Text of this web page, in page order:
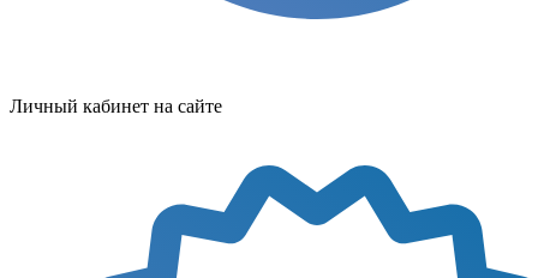
Личный кабинет на сайте